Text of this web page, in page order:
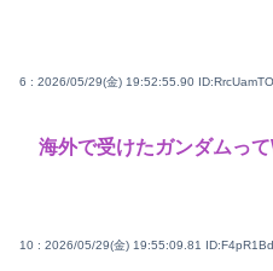
6 : 2026/05/29(金) 19:52:55.90
海外で受けたガンダムっ
10 : 2026/05/29(金) 19:55:09.81